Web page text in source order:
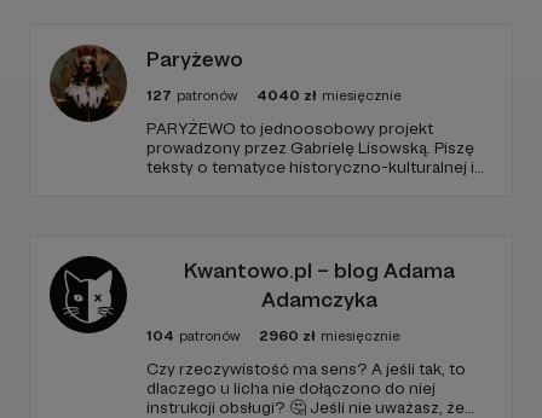
Paryżewo
127 patronów 4040 zł miesięcznie
PARYŻEWO to jednoosobowy projekt
prowadzony przez Gabrielę Lisowską. Piszę
teksty o tematyce historyczno-kulturalnej i
Kwantowo.pl – blog Adama
Adamczyka
104 patronów 2960 zł miesięcznie
Czy rzeczywistość ma sens? A jeśli tak, to
dlaczego u licha nie dołączono do niej
instrukcji obsługi? 🤔 Jeśli nie uważasz, że